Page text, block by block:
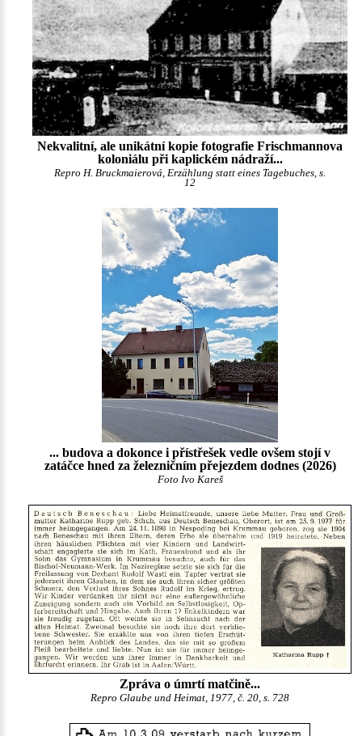
Nekvalitní, ale unikátní kopie fotografie Frischmannova
koloniálu při kaplickém nádraží...
Repro H. Bruckmaierová, Erzählung statt eines Tagebuches, s.
12
... budova a dokonce i přístřešek vedle ovšem stojí v
zatáčce hned za železničním přejezdem dodnes (2026)
Foto Ivo Kareš
Zpráva o úmrtí matčině...
Repro Glaube und Heimat, 1977, č. 20, s. 728